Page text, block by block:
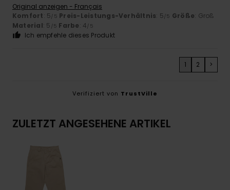
Original anzeigen - Français
Komfort: 5/5 Preis-Leistungs-Verhältnis: 5/5 Größe: Groß
Material: 5 /5 Farbe: 4/5
Ich empfehle dieses Produkt
1 2 >
Verifiziert von TrustVille
ZULETZT ANGESEHENE ARTIKEL